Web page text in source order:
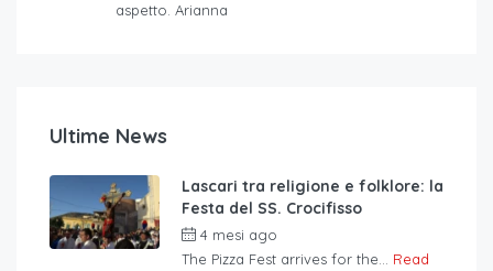
aspetto. Arianna
Ultime News
Lascari tra religione e folklore: la
Festa del SS. Crocifisso
4 mesi ago
The Pizza Fest arrives for the... Read